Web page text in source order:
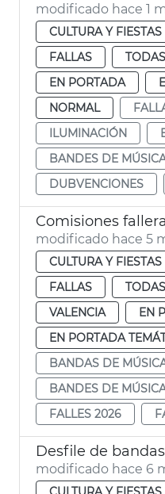
modificado hace 1
CULTURA Y
FALLAS
EN PORTADA
NORMAL
ILUMINACIÓN
BANDES DE
DUBVENCIONES
modificado hace 5
CULTURA Y
FALLAS
VALENCIA
EN
EN PORTADA
BANDAS DE
BANDES DE
FALLES 2026
modificado hace 6